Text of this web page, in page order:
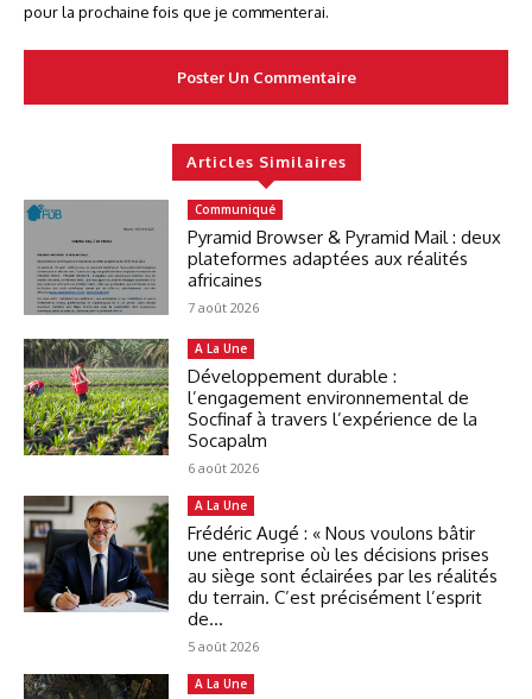
pour la prochaine fois que je commenterai.
Articles Similaires
Communiqué
Pyramid Browser & Pyramid Mail : deux
plateformes adaptées aux réalités
africaines
7 août 2026
A La Une
Développement durable :
l’engagement environnemental de
Socfinaf à travers l’expérience de la
Socapalm
6 août 2026
A La Une
Frédéric Augé : « Nous voulons bâtir
une entreprise où les décisions prises
au siège sont éclairées par les réalités
du terrain. C’est précisément l’esprit
de...
5 août 2026
A La Une